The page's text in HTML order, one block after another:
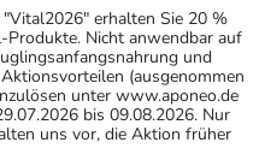
erhalten Sie 20 %
Nicht anwendbar auf
und
(ausgenommen
unter www.aponeo.de
bis 09.08.2026. Nur
uns vor, die Aktion früher